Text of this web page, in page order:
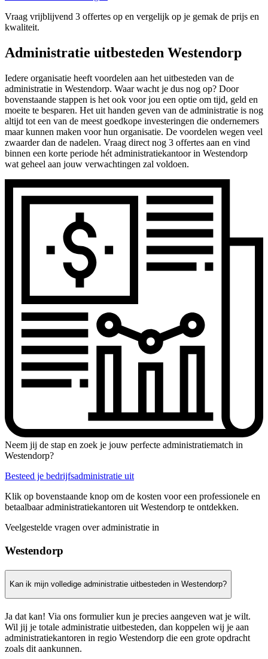
Vraag vrijblijvend 3 offertes op en vergelijk op je gemak de prijs en
kwaliteit.
Administratie uitbesteden Westendorp
Iedere organisatie heeft voordelen aan het uitbesteden van de
administratie in Westendorp. Waar wacht je dus nog op? Door
bovenstaande stappen is het ook voor jou een optie om tijd, geld en
moeite te besparen. Het uit handen geven van de administratie is nog
altijd tot een van de meest goedkope investeringen die ondernemers
maar kunnen maken voor hun organisatie. De voordelen wegen veel
zwaarder dan de nadelen. Vraag direct nog 3 offertes aan en vind
binnen een korte periode hét administratiekantoor in Westendorp
wat geheel aan jouw verwachtingen zal voldoen.
Neem jij de stap en zoek je jouw perfecte administratiematch in
Westendorp?
Besteed je bedrijfsadministratie uit
Klik op bovenstaande knop om de kosten voor een professionele en
betaalbaar administratiekantoren uit Westendorp te ontdekken.
Veelgestelde vragen over administratie in
Westendorp
Kan ik mijn volledige administratie uitbesteden in Westendorp?
Ja dat kan! Via ons formulier kun je precies aangeven wat je wilt.
Wil jij je totale administratie uitbesteden, dan koppelen wij je aan
administratiekantoren in regio Westendorp die een grote opdracht
zoals dit aankunnen.